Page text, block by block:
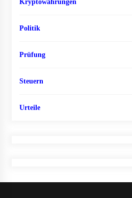
Kryptowährungen
Politik
Prüfung
Steuern
Urteile